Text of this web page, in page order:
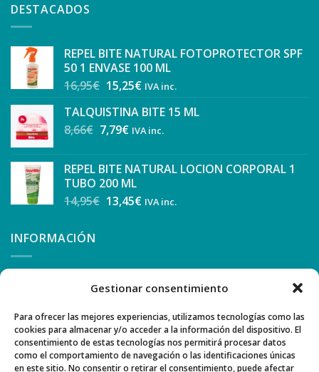
Gestionar consentimiento
Para ofrecer las mejores experiencias, utilizamos tecnologías como las
cookies para almacenar y/o acceder a la información del dispositivo. El
consentimiento de estas tecnologías nos permitirá procesar datos
como el comportamiento de navegación o las identificaciones únicas
en este sitio. No consentir o retirar el consentimiento, puede afectar
DESTACADOS
REPEL BITE NATURAL FOTOPROTECTOR SPF
50 1 ENVASE 100 ML
16,95€ 15,25€ IVA inc.
TALQUISTINA BITE 15 ML
8,66€ 7,79€ IVA inc.
REPEL BITE NATURAL LOCION CORPORAL 1
TUBO 200 ML
14,95€ 13,45€ IVA inc.
INFORMACIÓN
CONDICIONES Y FORMA DE PAGO
AVISO LEGAL Y PRIVACIDAD
POLÍTICA DE COOKIES